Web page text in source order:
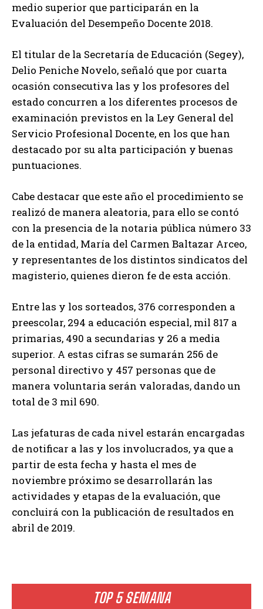
TOP 5 SEMANA
medio superior que participarán en la
Evaluación del Desempeño Docente 2018.
El titular de la Secretaría de Educación (Segey),
Delio Peniche Novelo, señaló que por cuarta
ocasión consecutiva las y los profesores del
estado concurren a los diferentes procesos de
examinación previstos en la Ley General del
Servicio Profesional Docente, en los que han
destacado por su alta participación y buenas
puntuaciones.
Cabe destacar que este año el procedimiento se
realizó de manera aleatoria, para ello se contó
con la presencia de la notaria pública número 33
de la entidad, María del Carmen Baltazar Arceo,
y representantes de los distintos sindicatos del
magisterio, quienes dieron fe de esta acción.
Entre las y los sorteados, 376 corresponden a
preescolar, 294 a educación especial, mil 817 a
primarias, 490 a secundarias y 26 a media
superior. A estas cifras se sumarán 256 de
personal directivo y 457 personas que de
manera voluntaria serán valoradas, dando un
total de 3 mil 690.
Las jefaturas de cada nivel estarán encargadas
de notificar a las y los involucrados, ya que a
partir de esta fecha y hasta el mes de
noviembre próximo se desarrollarán las
actividades y etapas de la evaluación, que
concluirá con la publicación de resultados en
abril de 2019.